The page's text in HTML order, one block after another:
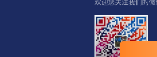
欢迎您关注我们的微